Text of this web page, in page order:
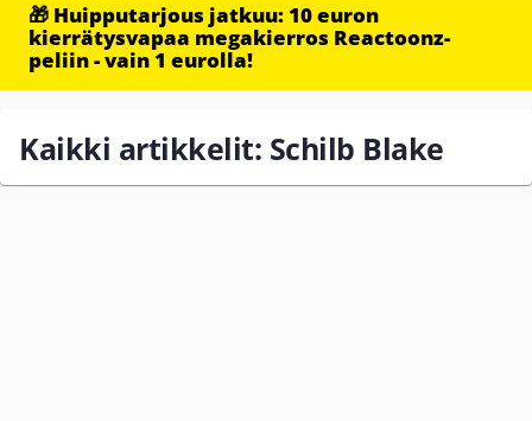
🎁 Huipputarjous jatkuu: 10 euron
kierrätysvapaa megakierros Reactoonz-
peliin - vain 1 eurolla!
Kaikki artikkelit: Schilb Blake